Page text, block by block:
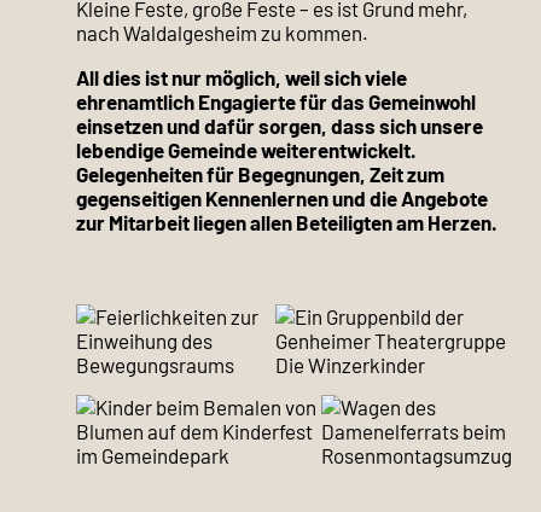
Kleine Feste, große Feste – es ist Grund mehr,
nach Waldalgesheim zu kommen.
All dies ist nur möglich, weil sich viele
ehrenamtlich Engagierte für das Gemeinwohl
einsetzen und dafür sorgen, dass sich unsere
lebendige Gemeinde weiterentwickelt.
Gelegenheiten für Begegnungen, Zeit zum
gegenseitigen Kennenlernen und die Angebote
zur Mitarbeit liegen allen Beteiligten am Herzen.